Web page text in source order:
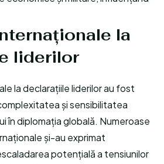
la
liderilor
la declarațiile liderilor au fost
și sensibilitatea
în diplomația globală. Numeroase
și-au exprimat
potențială a tensiunilor